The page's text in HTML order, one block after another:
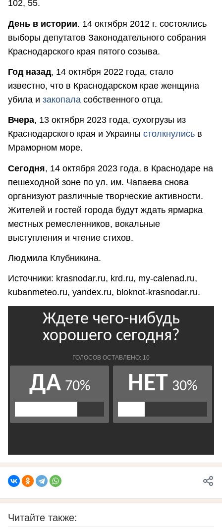
102, 55.
День в истории. 14 октября 2012 г. состоялись
выборы депутатов Законодательного собрания
Краснодарского края пятого созыва.
Год назад, 14 октября 2022 года, стало
известно, что в Краснодарском крае женщина
убила и закопала собственного отца.
Вчера, 13 октября 2023 года, сухогрузы из
Краснодарского края и Украины столкнулись в
Мраморном море.
Сегодня, 14 октября 2023 года, в Краснодаре на
пешеходной зоне по ул. им. Чапаева снова
организуют различные творческие активности.
Жителей и гостей города будут ждать ярмарка
местных ремесленников, вокальные
выступления и чтение стихов.
Людмила Клубникина.
Источники: krasnodar.ru, krd.ru, my-calenаd.ru,
kubanmeteo.ru, yandex.ru, bloknot-krasnodar.ru.
Читайте также: